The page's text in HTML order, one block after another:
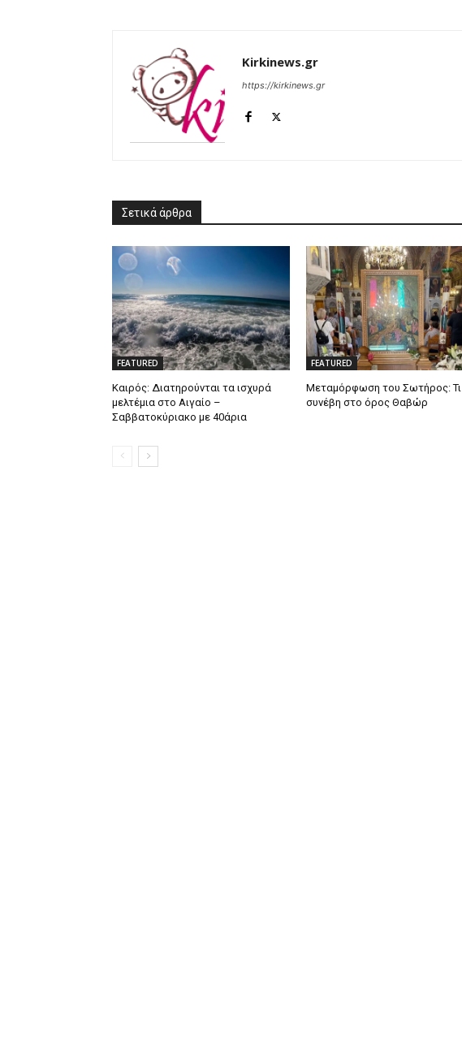
Kirkinews.gr
https://kirkinews.gr
Σετικά άρθρα
FEATURED
Καιρός: Διατηρούνται τα ισχυρά
μελτέμια στο Αιγαίο –
Σαββατοκύριακο με 40άρια
FEATURED
Μεταμόρφωση του Σωτήρος: Τι
συνέβη στο όρος Θαβώρ